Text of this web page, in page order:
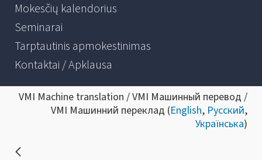
Mokesčių kalendorius
Seminarai
Tarptautinis apmokestinimas
Kontaktai / Apklausa
VMI Machine translation / VMI Машинный перевод /
VMI Машинний переклад (English, Русский,
Українська)